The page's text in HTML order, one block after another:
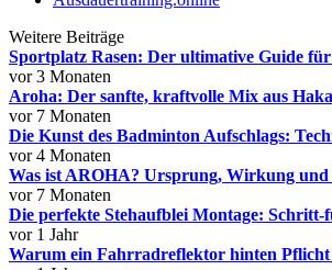
Weitere Beiträge
Sportplatz Rasen: Der ultimative Guide
vor 3 Monaten
Aroha: Der sanfte, kraftvolle Mix aus
vor 7 Monaten
Die Kunst des Badminton Aufschlags:
vor 4 Monaten
Was ist AROHA? Ursprung, Wirkung
vor 7 Monaten
Die perfekte Stehaufblei Montage:
vor 1 Jahr
Warum ein Fahrradreflektor hinten Pflicht